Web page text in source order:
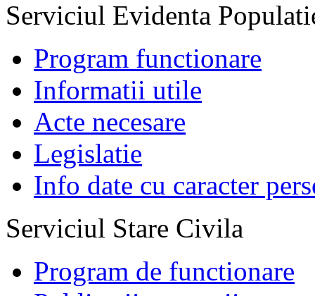
Serviciul Evidenta
Program functionare
Informatii utile
Acte necesare
Legislatie
Info date cu caracter
Serviciul Stare Civila
Program de functionare